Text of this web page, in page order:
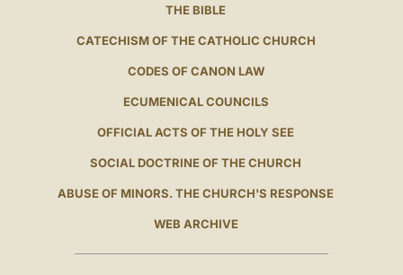
THE BIBLE
CATECHISM OF THE CATHOLIC CHURCH
CODES OF CANON LAW
ECUMENICAL COUNCILS
OFFICIAL ACTS OF THE HOLY SEE
SOCIAL DOCTRINE OF THE CHURCH
ABUSE OF MINORS. THE CHURCH'S RESPONSE
WEB ARCHIVE